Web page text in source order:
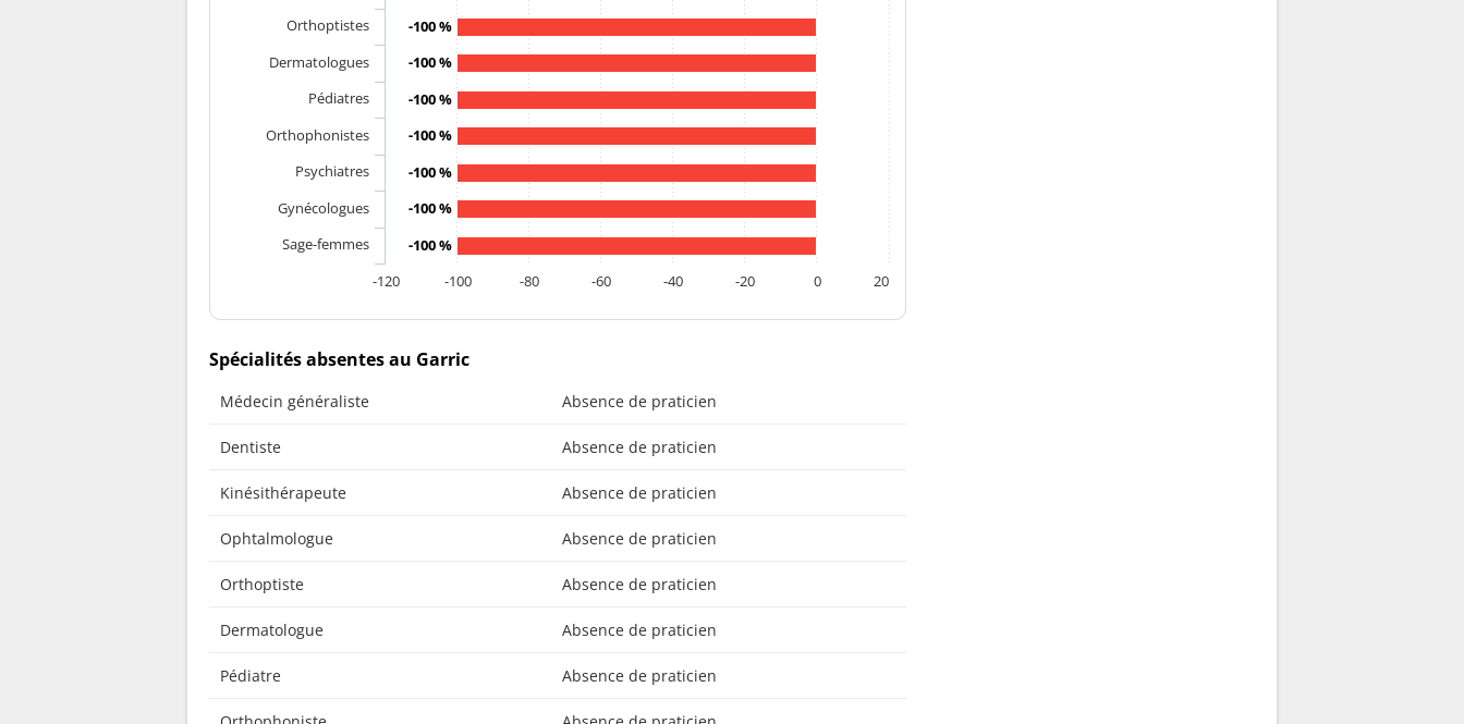
-100 %
-100 %
-100 %
-100 %
-100 %
-100 %
-100 %
Orthoptistes
Dermatologues
Pédiatres
Orthophonistes
Psychiatres
Gynécologues
Sage-femmes
-100
-80 -60 -40 -20 0 20
-120
Spécialités absentes au Garric
Médecin généraliste Absence de praticien
Dentiste Absence de praticien
Kinésithérapeute Absence de praticien
Ophtalmologue Absence de praticien
Orthoptiste Absence de praticien
Dermatologue Absence de praticien
Pédiatre Absence de praticien